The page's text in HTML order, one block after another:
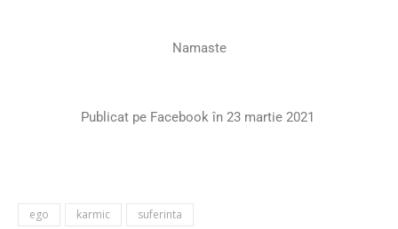
Namaste
Publicat pe Facebook în 23 martie 2021
ego karmic suferinta